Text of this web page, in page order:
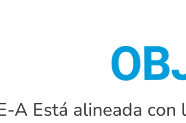
A Está alineada